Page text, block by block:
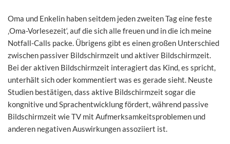
Oma und Enkelin haben seitdem jeden zweiten Tag eine feste
‚Oma-Vorlesezeit‘, auf die sich alle freuen und in die ich meine
Notfall-Calls packe. Übrigens gibt es einen großen Unterschied
zwischen passiver Bildschirmzeit und aktiver Bildschirmzeit.
Bei der aktiven Bildschirmzeit interagiert das Kind, es spricht,
unterhält sich oder kommentiert was es gerade sieht. Neuste
Studien bestätigen, dass aktive Bildschirmzeit sogar die
kongnitive und Sprachentwicklung fördert, während passive
Bildschirmzeit wie TV mit Aufmerksamkeitsproblemen und
anderen negativen Auswirkungen assoziiert ist.